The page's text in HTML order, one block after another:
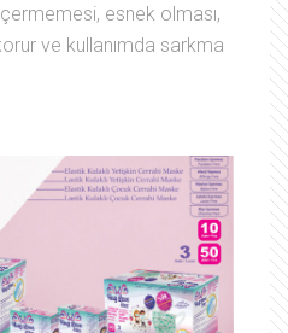
esnek olması,
ve kullanımda sarkma